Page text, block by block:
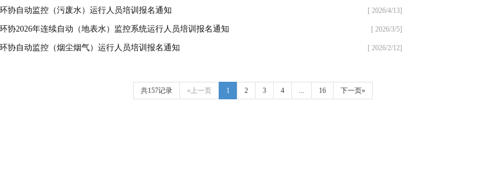
协自动监控（污废水）运行人员培训报名通知 [ 2026/4/13]
协2026年连续自动（地表水）监控系统运行人员培训报名通知 [ 2026/3/5]
协自动监控（烟尘烟气）运行人员培训报名通知 [ 2026/2/12]
共157记录 «上一页 1 2 3 4 ... 16 下一页»